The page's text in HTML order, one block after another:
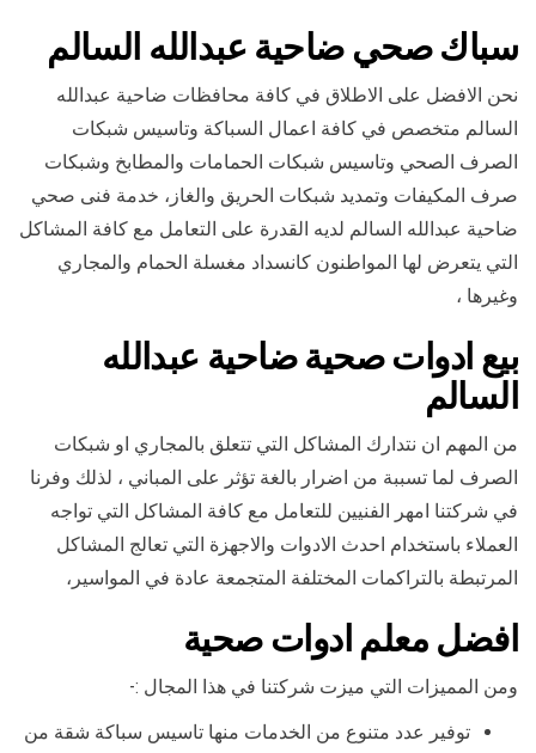
سباك صحي ضاحية عبدالله السالم
نحن الافضل على الاطلاق في كافة محافظات ضاحية عبدالله
السالم متخصص في كافة اعمال السباكة وتاسيس شبكات
الصرف الصحي وتاسيس شبكات الحمامات والمطابخ وشبكات
صرف المكيفات وتمديد شبكات الحريق والغاز، خدمة فنى صحي
ضاحية عبدالله السالم لديه القدرة على التعامل مع كافة المشاكل
التي يتعرض لها المواطنون كانسداد مغسلة الحمام والمجاري
وغيرها ،
بيع ادوات صحية ضاحية عبدالله
السالم
من المهم ان نتدارك المشاكل التي تتعلق بالمجاري او شبكات
الصرف لما تسببة من اضرار بالغة تؤثر على المباني ، لذلك وفرنا
في شركتنا امهر الفنيين للتعامل مع كافة المشاكل التي تواجه
العملاء باستخدام احدث الادوات والاجهزة التي تعالج المشاكل
المرتبطة بالتراكمات المختلفة المتجمعة عادة في المواسير،
افضل معلم ادوات صحية
ومن المميزات التي ميزت شركتنا في هذا المجال :-
توفير عدد متنوع من الخدمات منها تاسيس سباكة شقة من